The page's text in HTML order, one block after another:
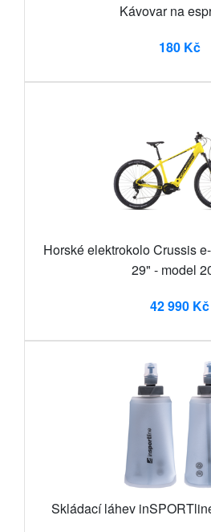
Kávovar na
180 Kč
Horské elektrokolo Crussis
29" - model
42 990 Kč
Skládací láhev